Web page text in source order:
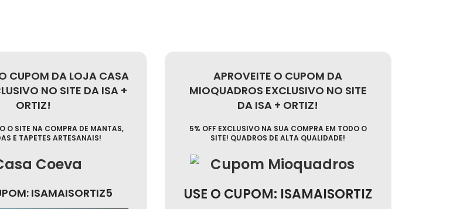
CUPOM DA LOJA CASA
NO SITE DA ISA +
ORTIZ!
O SITE NA COMPRA DE MANTAS,
E TAPETES ARTESANAIS!
ISAMAISORTIZ5
APROVEITE O CUPOM DA
MIOQUADROS EXCLUSIVO NO SITE
DA ISA + ORTIZ!
5% OFF EXCLUSIVO NA SUA COMPRA EM TODO O
SITE! QUADROS DE ALTA QUALIDADE!
USE O CUPOM: ISAMAISORTIZ